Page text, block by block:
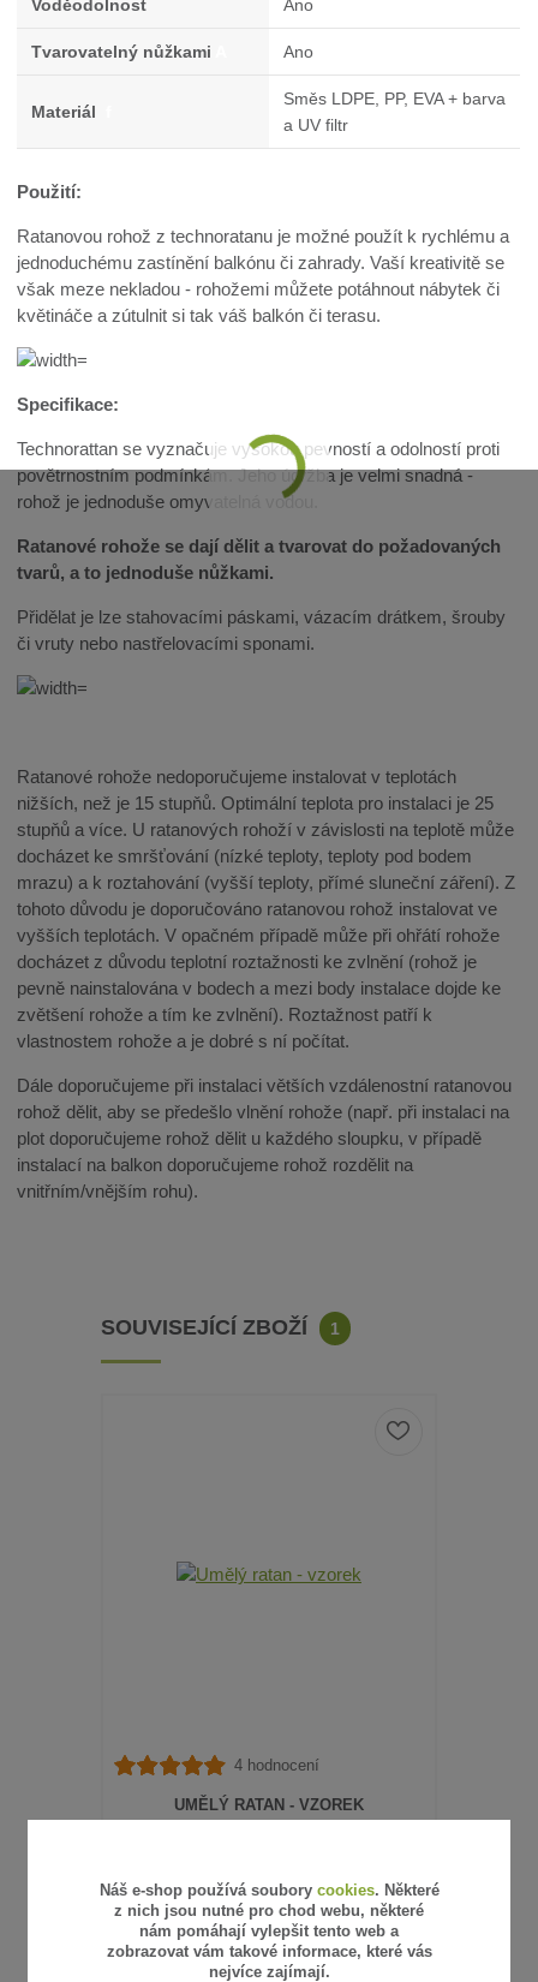
Voděodolnost Ano
Tvarovatelný nůžkami Ano
Materiál
Směs LDPE, PP, EVA + barva
a UV filtr
Použití:
Ratanovou rohož z technoratanu je možné použít k rychlému a
jednoduchému zastínění balkónu či zahrady. Vaší kreativitě se
však meze nekladou - rohožemi můžete potáhnout nábytek či
květináče a zútulnit si tak váš balkón či terasu.
Specifikace:
Technorattan se vyznačuje vysokou pevností a odolností proti
povětrnostním podmínkám. Jeho údržba je velmi snadná -
rohož je jednoduše omyvatelná vodou.
Ratanové rohože se dají dělit a tvarovat do požadovaných
tvarů, a to jednoduše nůžkami.
Přidělat je lze stahovacími páskami, vázacím drátkem, šrouby
či vruty nebo nastřelovacími sponami.
Ratanové rohože nedoporučujeme instalovat v teplotách
nižších, než je 15 stupňů. Optimální teplota pro instalaci je 25
stupňů a více. U ratanových rohoží v závislosti na teplotě může
docházet ke smršťování (nízké teploty, teploty pod bodem
mrazu) a k roztahování (vyšší teploty, přímé sluneční záření). Z
tohoto důvodu je doporučováno ratanovou rohož instalovat ve
vyšších teplotách. V opačném případě může při ohřátí rohože
docházet z důvodu teplotní roztažnosti ke zvlnění (rohož je
pevně nainstalována v bodech a mezi body instalace dojde ke
zvětšení rohože a tím ke zvlnění). Roztažnost patří k
vlastnostem rohože a je dobré s ní počítat.
Dále doporučujeme při instalaci větších vzdálenostní ratanovou
rohož dělit, aby se předešlo vlnění rohože (např. při instalaci na
plot doporučujeme rohož dělit u každého sloupku, v případě
instalací na balkon doporučujeme rohož rozdělit na
vnitřním/vnějším rohu).
SOUVISEJÍCÍ ZBOŽÍ 1
4 hodnocení
UMĚLÝ RATAN - VZOREK
ZVOLIT VARIANTU
Náš e-shop používá soubory cookies. Některé
z nich jsou nutné pro chod webu, některé
nám pomáhají vylepšit tento web a
zobrazovat vám takové informace, které vás
nejvíce zajímají.